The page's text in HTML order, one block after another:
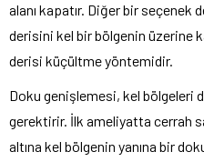
alanı kapatır. Diğer bir seçenek
derisini kel bir bölgenin üzerine
derisi küçültme yöntemidir.
Doku genişlemesi, kel bölgeleri
gerektirir. İlk ameliyatta cerrah
altına kel bölgenin yanına bir